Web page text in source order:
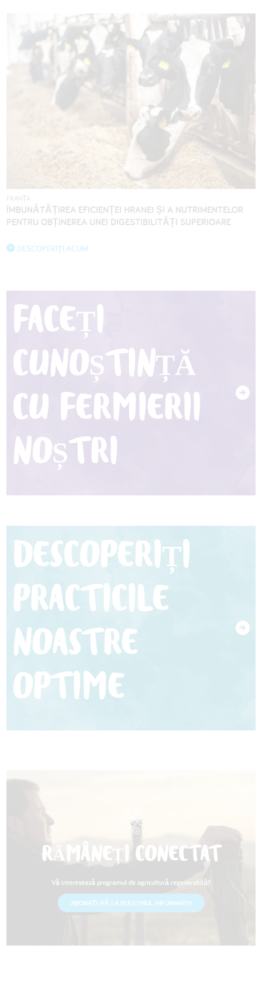
FRANȚA
ÎMBUNĂTĂȚIREA EFICIENȚEI HRANEI ȘI A NUTRIMENTELOR
PENTRU OBȚINEREA UNEI DIGESTIBILITĂȚI SUPERIOARE
DESCOPERIȚI ACUM
FACEȚI
CUNOȘTINȚĂ
CU FERMIERII
NOȘTRI
DESCOPERIȚI
PRACTICILE
NOASTRE
OPTIME
RĂMÂNEȚI CONECTAT
Vă interesează programul de agricultură regenerabilă?
ABONAȚI-VĂ LA BULETINUL INFORMATIV